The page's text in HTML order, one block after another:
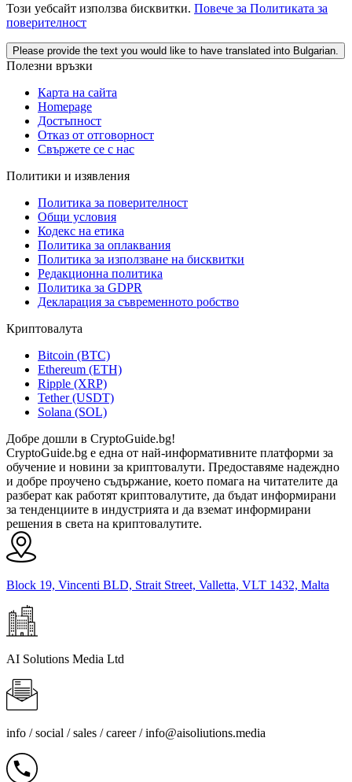
Този уебсайт използва бисквитки. Повече за Политиката за
поверителност
Please provide the text you would like to have translated into Bulgarian.
Полезни връзки
Карта на сайта
Homepage
Достъпност
Отказ от отговорност
Свържете се с нас
Политики и изявления
Политика за поверителност
Общи условия
Кодекс на етика
Политика за оплаквания
Политика за използване на бисквитки
Редакционна политика
Политика за GDPR
Декларация за съвременното робство
Криптовалута
Bitcoin (BTC)
Ethereum (ETH)
Ripple (XRP)
Tether (USDT)
Solana (SOL)
Добре дошли в CryptoGuide.bg!
CryptoGuide.bg е една от най-информативните платформи за
обучение и новини за криптовалути. Предоставяме надеждно
и добре проучено съдържание, което помага на читателите да
разберат как работят криптовалутите, да бъдат информирани
за тенденциите в индустрията и да вземат информирани
решения в света на криптовалутите.
Block 19, Vincenti BLD, Strait Street, Valletta, VLT 1432, Malta
AI Solutions Media Ltd
info / social / sales / career /info@aisoliutions.media